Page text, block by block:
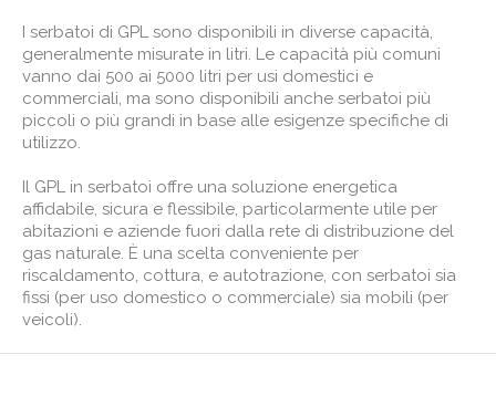
I serbatoi di GPL sono disponibili in diverse capacità,
generalmente misurate in litri. Le capacità più comuni
vanno dai 500 ai 5000 litri per usi domestici e
commerciali, ma sono disponibili anche serbatoi più
piccoli o più grandi in base alle esigenze specifiche di
utilizzo.
Il GPL in serbatoi offre una soluzione energetica
affidabile, sicura e flessibile, particolarmente utile per
abitazioni e aziende fuori dalla rete di distribuzione del
gas naturale. È una scelta conveniente per
riscaldamento, cottura, e autotrazione, con serbatoi sia
fissi (per uso domestico o commerciale) sia mobili (per
veicoli).